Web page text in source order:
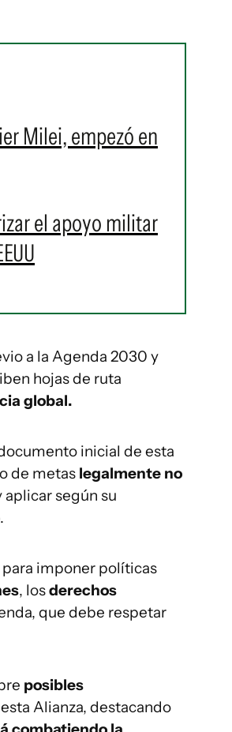
Milei, empezó en
el apoyo militar
a la Agenda 2030 y
hojas de ruta
global.
inicial de esta
de metas legalmente no
según su
.
imponer políticas
, losderechos
que debe respetar
posibles
Alianza, destacando